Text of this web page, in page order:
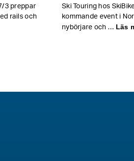
3 preppar
rails och
Ski Touring hos
kommande event i
nybörjare och … Läs